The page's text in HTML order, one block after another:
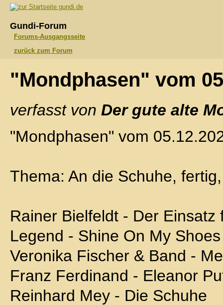
gundi.de
Gundi-Forum
Forums-Ausgangsseite
zurück zum Forum
"Mondphasen" vom
verfasst von Der gute alte
"Mondphasen" vom
Thema: An die Schuhe,
Rainer Bielfeldt - Der Einsatz
Legend - Shine On My Shoes
Veronika Fischer & Band -
Franz Ferdinand - Eleanor
Reinhard Mey - Die Schuhe